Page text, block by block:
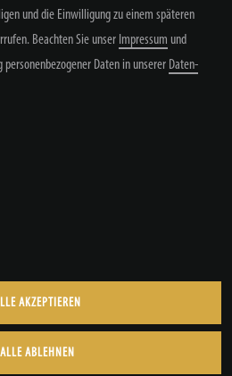
GbR 2026 | Alle Rechte vorbehalten.
und die Einwilligung zu einem späteren
Beachten Sie unser Impressum und
Daten in unserer Daten­
AKZEPTIEREN
ALLE ABLEHNEN